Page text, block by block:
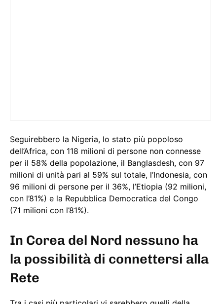
Seguirebbero la Nigeria, lo stato più popoloso
dell’Africa, con 118 milioni di persone non connesse
per il 58% della popolazione, il Banglasdesh, con 97
milioni di unità pari al 59% sul totale, l’Indonesia, con
96 milioni di persone per il 36%, l’Etiopia (92 milioni,
con l’81%) e la Repubblica Democratica del Congo
(71 milioni con l’81%).
In Corea del Nord nessuno ha
la possibilità di connettersi alla
Rete